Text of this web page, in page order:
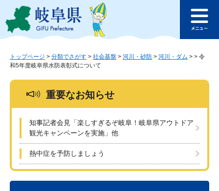
ジ
ュ
このページの本文へ
ュ
トップページ > 分類でさがす > 社会基盤 > 河川・砂防 > 河川・ダム > > 令
和5年度岐阜県水防表彰式について
重要なお知らせ
知事記者会見「楽しすぎるぞ岐阜！岐阜県アウトドア
観光キャンペーンを実施」他
熱中症を予防しましょう